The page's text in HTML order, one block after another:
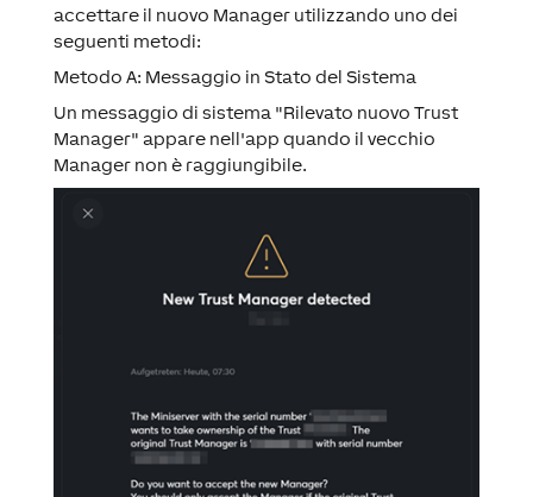
accettare il nuovo Manager utilizzando uno dei
seguenti metodi:
Metodo A: Messaggio in Stato del Sistema
Un messaggio di sistema "Rilevato nuovo Trust
Manager" appare nell'app quando il vecchio
Manager non è raggiungibile.